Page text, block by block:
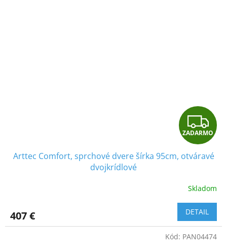
Z
A
D
A
R
M
ZADARMO
Arttec Comfort, sprchové dvere šírka 95cm, otváravé
dvojkrídlové
Skladom
407 € DETAIL
Kód: PAN04474